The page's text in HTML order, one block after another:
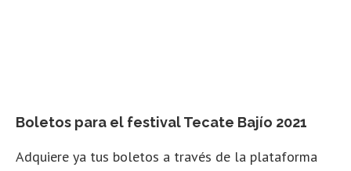
Boletos para el festival Tecate Bajío 2021
Adquiere ya tus boletos a través de la plataforma